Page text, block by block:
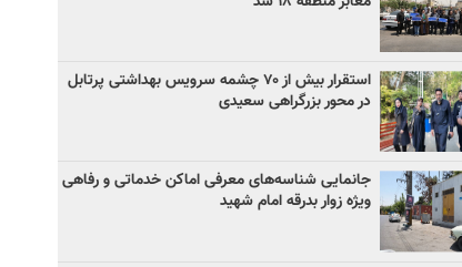
استقرار بیش از ۷۰ چشمه سرویس بهداشتی پرتابل
در محور بزرگراهی سعیدی
جانمایی شناسه‌های معرفی اماکن خدماتی و رفاهی
ویژه زوار بدرقه امام شهید